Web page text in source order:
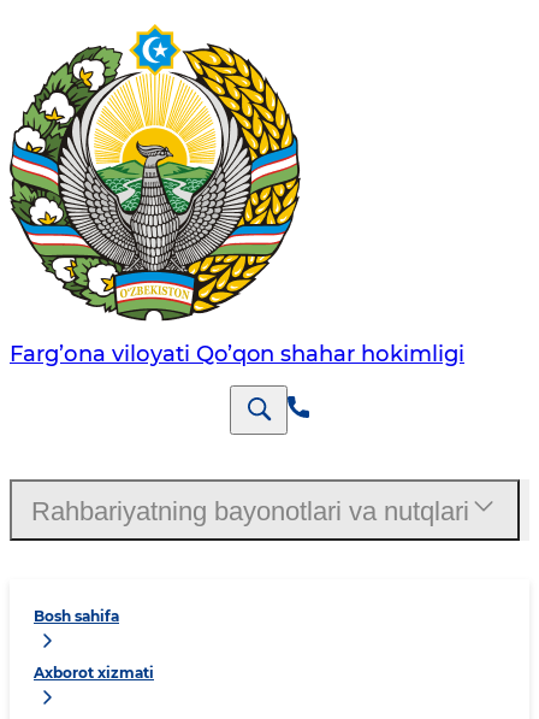
Farg’оnа vilоyati Qo’qon shahar hоkimligi
Bosh sahifa
Axborot xizmati
Rahbariyatning bayonotlari va nutqlari